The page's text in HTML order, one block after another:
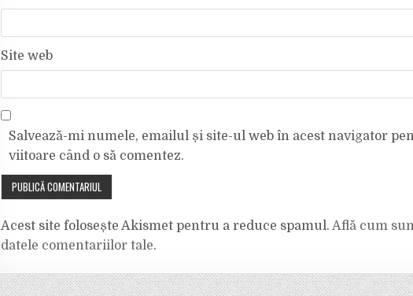
Site web
Salvează-mi numele, emailul și site-ul web în acest navigator
viitoare când o să comentez.
Acest site folosește Akismet pentru a reduce spamul. Află cum
datele comentariilor tale.